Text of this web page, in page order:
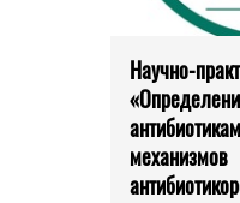
Научно-
механизмов